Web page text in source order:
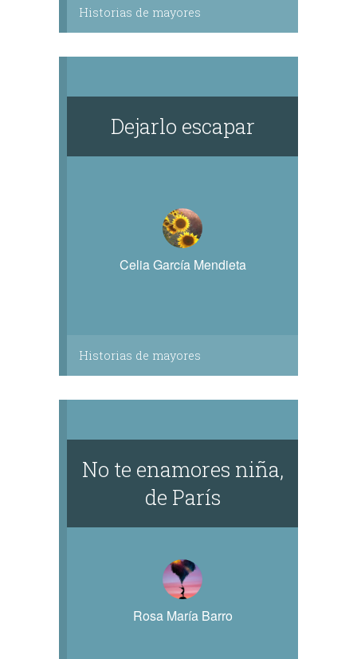
Historias de mayores
Dejarlo escapar
Celia García Mendieta
Historias de mayores
No te enamores niña,
de París
Rosa María Barro